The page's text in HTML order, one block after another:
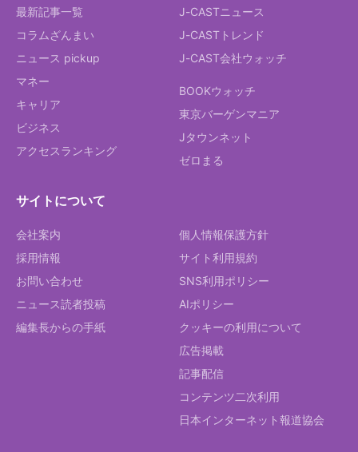
最新記事一覧
コラムざんまい
ニュース pickup
マネー
キャリア
ビジネス
アクセスランキング
J-CASTニュース
J-CASTトレンド
J-CAST会社ウォッチ
BOOKウォッチ
東京バーゲンマニア
Jタウンネット
ゼロまる
サイトについて
会社案内
採用情報
お問い合わせ
ニュース読者投稿
編集長からの手紙
個人情報保護方針
サイト利用規約
SNS利用ポリシー
AIポリシー
クッキーの利用について
広告掲載
記事配信
コンテンツ二次利用
日本インターネット報道協会